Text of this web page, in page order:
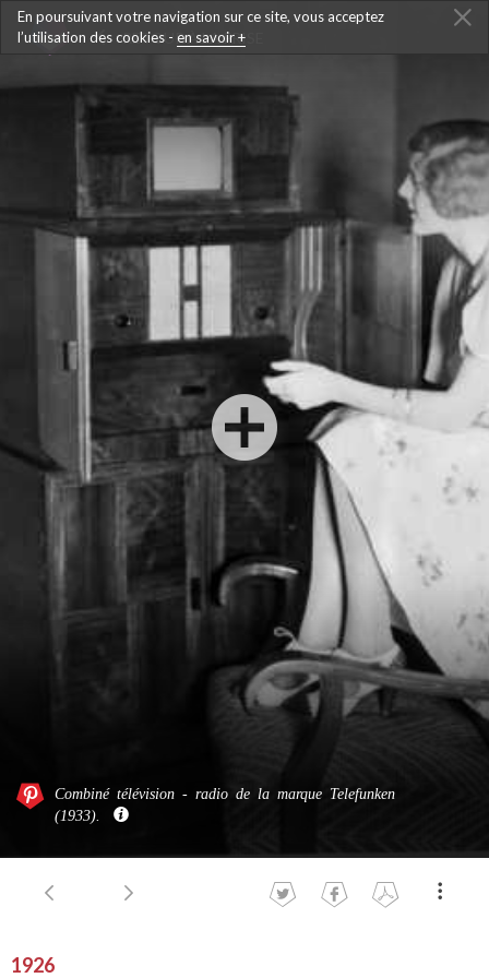
RETOUR À LA FRISE
Combiné télévision - radio de la marque Telefunken
(1933).
1926
En poursuivant votre navigation sur ce site, vous acceptez
l’utilisation des cookies - en savoir +